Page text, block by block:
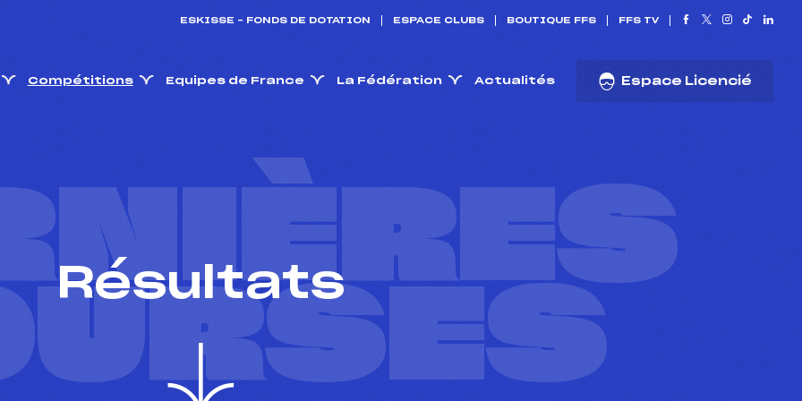
ESKISSE – FONDS DE DOTATION ESPACE CLUBS BOUTIQUE FFS FFS TV
Compétitions Equipes de France La Fédération Actualités Espace Licencié
Résultats